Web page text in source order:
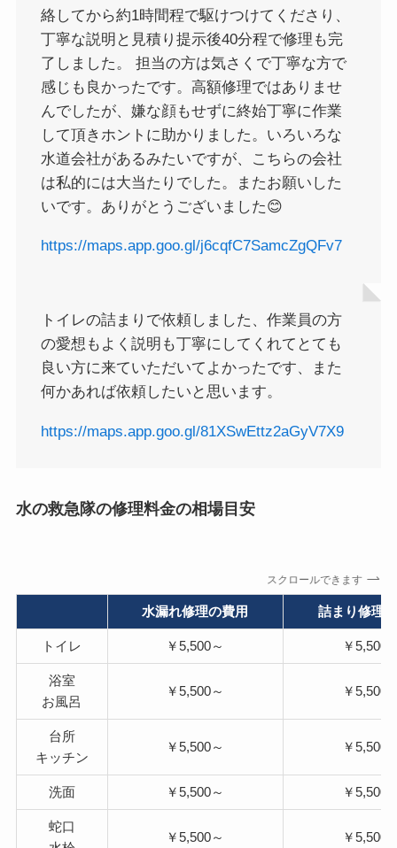
絡してから約1時間程で駆けつけてくださり、
丁寧な説明と見積り提示後40分程で修理も完
了しました。 担当の方は気さくで丁寧な方で
感じも良かったです。高額修理ではありませ
んでしたが、嫌な顔もせずに終始丁寧に作業
して頂きホントに助かりました。いろいろな
水道会社があるみたいですが、こちらの会社
は私的には大当たりでした。またお願いした
いです。ありがとうございました😊
https://maps.app.goo.gl/j6cqfC7SamcZgQFv7
トイレの詰まりで依頼しました、作業員の方
の愛想もよく説明も丁寧にしてくれてとても
良い方に来ていただいてよかったです、また
何かあれば依頼したいと思います。
https://maps.app.goo.gl/81XSwEttz2aGyV7X9
水の救急隊の修理料金の相場目安
スクロールできます
水漏れ修理の費用 詰まり修理
トイレ ￥5,500～ ￥5,500
浴室
お風呂
￥5,500～ ￥5,500
台所
キッチン
￥5,500～ ￥5,500
洗面 ￥5,500～ ￥5,500
蛇口
￥5,500～ ￥5,500